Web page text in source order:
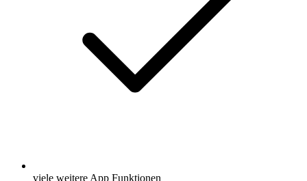
viele weitere App Funktionen